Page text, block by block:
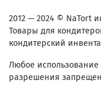
2012 — 2024 © NaTort
Товары для
кондитерский
Любое использование
разрешения